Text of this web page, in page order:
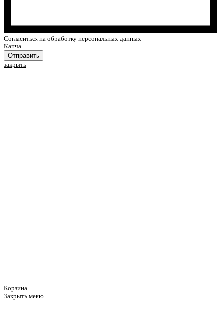
Cогласиться на обработку персональных данных
Капча
Отправить
закрыть
Корзина
Закрыть меню